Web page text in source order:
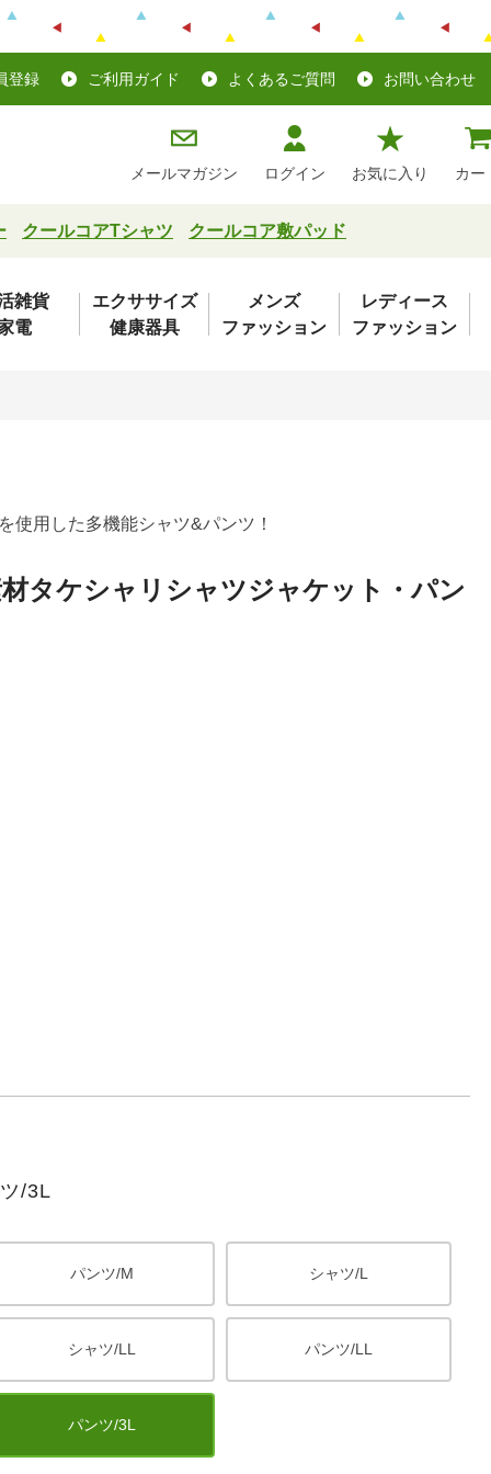
登録 ご利用ガイド よくあるご質問 お問い合わせ
メールマガジン ログイン お気に入り カー
クールコアTシャツ クールコア敷パッド
雑貨
電
エクササイズ
健康器具
メンズ
ファッション
レディース
ファッション
使用した多機能シャツ&パンツ！
タケシャリシャツジャケット・パン
/3L
パンツ/M シャツ/L
シャツ/LL パンツ/LL
パンツ/3L